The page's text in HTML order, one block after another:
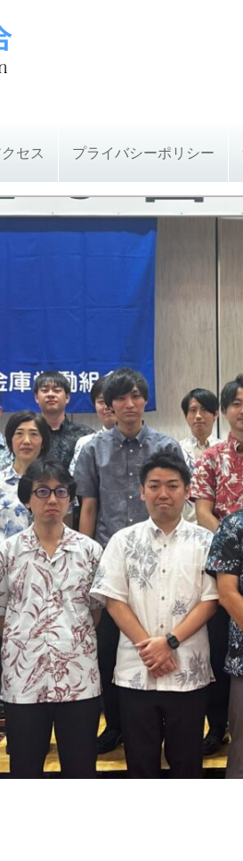
セス プライバシーポリシー